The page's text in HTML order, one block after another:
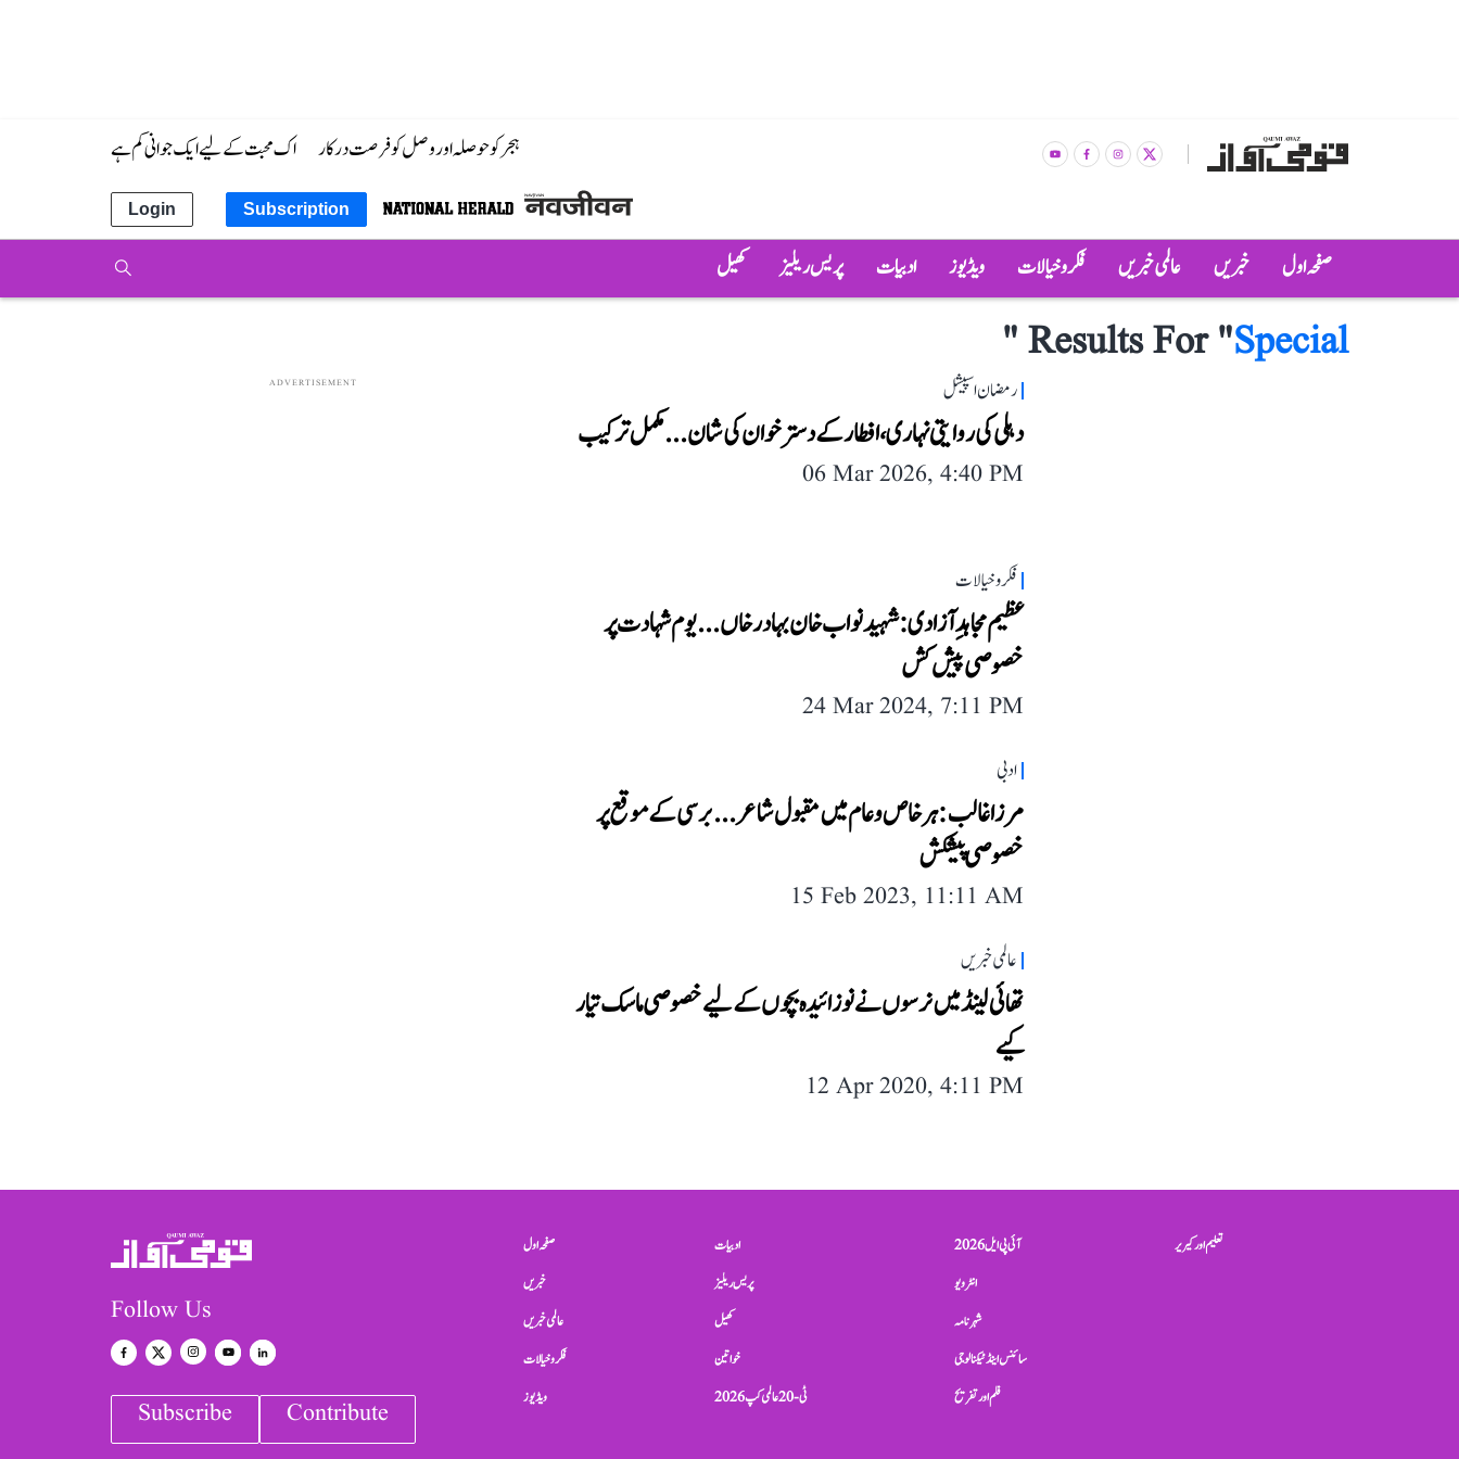
ہجر کو حوصلہ اور وصل کو فرصت درکار اک محبت کے لیے ایک جوانی کم ہے
Subscription
Login
صفحہ اول خبریں عالمی خبریں فکر و خیالات ویڈیوز ادبیات پریس ریلیز کھیل
Results For "Special
"
رمضان اسپیشل
دہلی کی روایتی نہاری، افطار کے دسترخوان کی شان...مکمل ترکیب
06 Mar 2026, 4:40 PM
فکر و خیالات
عظیم مجاہدِ آزادی: شہید نواب خان بہادر خاں...یوم شہادت پر
خصوصی پیش کش
24 Mar 2024, 7:11 PM
ادبی
مرزا غالب: ہر خاص و عام میں مقبول شاعر...برسی کے موقع پر
خصوصی پیشکش
15 Feb 2023, 11:11 AM
عالمی خبریں
تھائی لینڈ میں نرسوں نے نوزائیدہ بچوں کے لیے خصوصی ماسک تیار
کیے
12 Apr 2020, 4:11 PM
ADVERTISEMENT
Follow Us
Subscribe Contribute
صفحہ اول
خبریں
عالمی خبریں
فکر و خیالات
ویڈیوز
ادبیات
پریس ریلیز
کھیل
خواتین
ٹی-20 عالمی کپ 2026
آئی پی ایل 2026
انٹرویو
شہرنامہ
سائنس اینڈ ٹیکنالوجی
فلم اور تفریح
تعلیم اور کیریر